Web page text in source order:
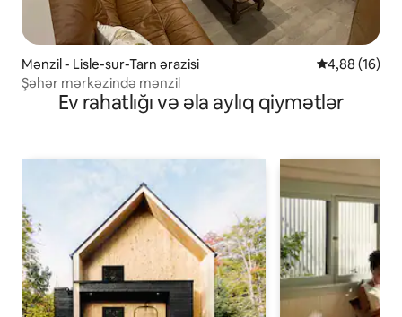
Mənzil - Lisle-sur-Tarn ərazisi Ortalama
4,88 (16)
Şəhər mərkəzində mənzil
Ev rahatlığı və əla aylıq qiymətlər